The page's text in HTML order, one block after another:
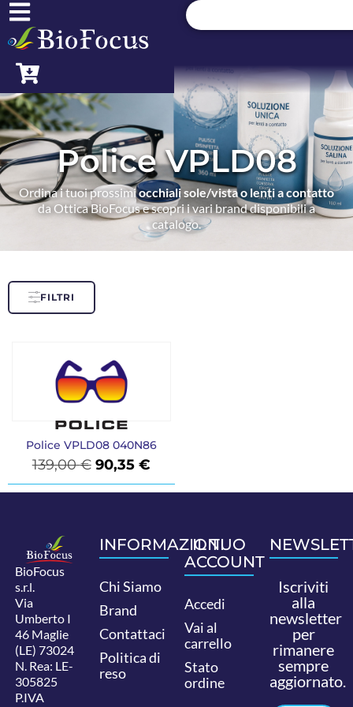
Police VPLD08
Ordina i tuoi prossimiocchiali sole/vista o lenti a contatto
da Ottica BioFocus e scopri i vari brand disponibili a
catalogo.
FILTRI
Police VPLD08 040N86
139,00€ 90,35 €
BioFocus
s.r.l.
Via
Umberto I
46 Maglie
(LE) 73024
N. Rea: LE-
305825
P.IVA
INFORMAZIONI
Chi Siamo
Brand
Contattaci
Politica di
reso
IL TUO
ACCOUNT
Accedi
Vai al
carrello
Stato
ordine
Iscriviti
alla
newsletter
per
rimanere
sempre
aggiornato.